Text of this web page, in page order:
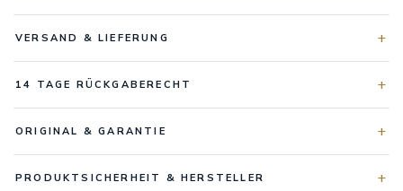
VERSAND & LIEFERUNG
14 TAGE RÜCKGABERECHT
ORIGINAL & GARANTIE
PRODUKTSICHERHEIT & HERSTELLER